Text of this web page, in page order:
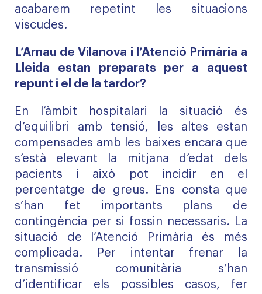
acabarem repetint les situacions
viscudes.
L’Arnau de Vilanova i l’Atenció Primària a
Lleida estan preparats per a aquest
repunt i el de la tardor?
En l’àmbit hospitalari la situació és
d’equilibri amb tensió, les altes estan
compensades amb les baixes encara que
s’està elevant la mitjana d’edat dels
pacients i això pot incidir en el
percentatge de greus. Ens consta que
s’han fet importants plans de
contingència per si fossin necessaris. La
situació de l’Atenció Primària és més
complicada. Per intentar frenar la
transmissió comunitària s’han
d’identificar els possibles casos, fer